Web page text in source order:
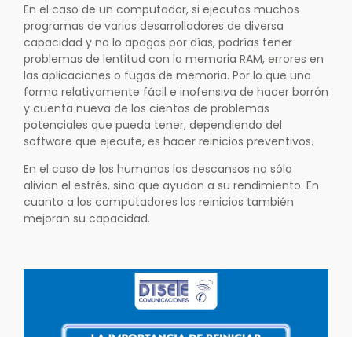
En el caso de un computador, si ejecutas muchos
programas de varios desarrolladores de diversa
capacidad y no lo apagas por días, podrías tener
problemas de lentitud con la memoria RAM, errores en
las aplicaciones o fugas de memoria. Por lo que una
forma relativamente fácil e inofensiva de hacer borrón
y cuenta nueva de los cientos de problemas
potenciales que pueda tener, dependiendo del
software que ejecute, es hacer reinicios preventivos.
En el caso de los humanos los descansos no sólo
alivian el estrés, sino que ayudan a su rendimiento. En
cuanto a los computadores los reinicios también
mejoran su capacidad.